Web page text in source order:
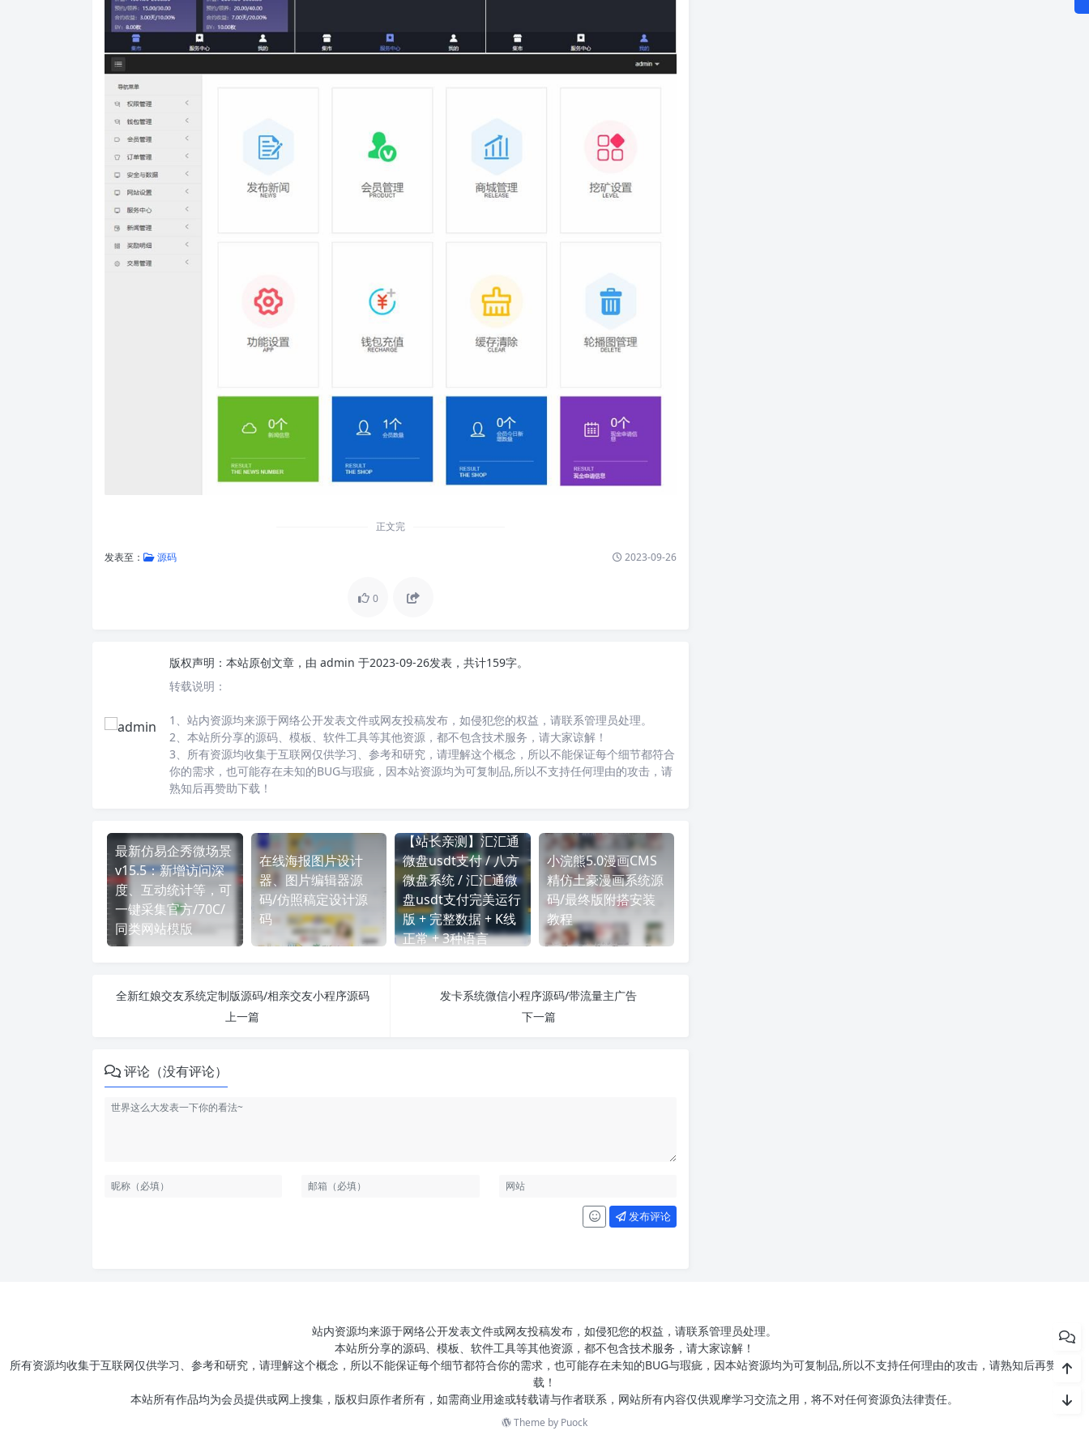
正文完
发表至： 源码 2023-09-26
0
版权声明： 本站原创文章，由 admin 于2023-09-26发表，共计159字。
转载说明：
1、站内资源均来源于网络公开发表文件或网友投稿发布，如侵犯您的权益，请联系管理员处理。
2、本站所分享的源码、模板、软件工具等其他资源，都不包含技术服务，请大家谅解！
3、所有资源均收集于互联网仅供学习、参考和研究，请理解这个概念，所以不能保证每个细节都符合
你的需求，也可能存在未知的BUG与瑕疵，因本站资源均为可复制品,所以不支持任何理由的攻击，请
熟知后再赞助下载！
最新仿易企秀微场景
v15.5：新增访问深
度、互动统计等，可
一键采集官方/70C/
同类网站模版
在线海报图片设计
器、图片编辑器源
码/仿照稿定设计源
码
【站长亲测】汇汇通
微盘usdt支付 / 八方
微盘系统 / 汇汇通微
盘usdt支付完美运行
版 + 完整数据 + K线
正常 + 3种语言
小浣熊5.0漫画CMS
精仿土豪漫画系统源
码/最终版附搭安装
教程
全新红娘交友系统定制版源码/相亲交友小程序源码
上一篇
发卡系统微信小程序源码/带流量主广告
下一篇
评论（没有评论）
发布评论
站内资源均来源于网络公开发表文件或网友投稿发布，如侵犯您的权益，请联系管理员处理。
本站所分享的源码、模板、软件工具等其他资源，都不包含技术服务，请大家谅解！
所有资源均收集于互联网仅供学习、参考和研究，请理解这个概念，所以不能保证每个细节都符合你的需求，也可能存在未知的BUG与瑕疵，因本站资源均为可复制品,所以不支持任何理由的攻击，请熟知后再赞助下
载！
本站所有作品均为会员提供或网上搜集，版权归原作者所有，如需商业用途或转载请与作者联系，网站所有内容仅供观摩学习交流之用，将不对任何资源负法律责任。
Theme by Puock